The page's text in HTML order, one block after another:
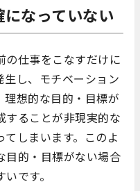
なっていない
の仕事をこなすだけに
し、モチベーション
想的な目的・目標が
することが非現実的な
しまいます。このよ
目的・目標がない場合
です。